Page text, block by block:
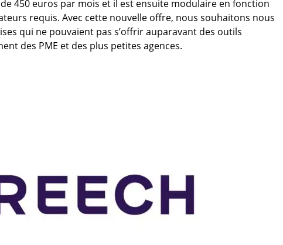
450 euros par mois et il est ensuite modulaire en fonction
requis. Avec cette nouvelle offre, nous souhaitons nous
qui ne pouvaient pas s’offrir auparavant des outils
des PME et des plus petites agences.